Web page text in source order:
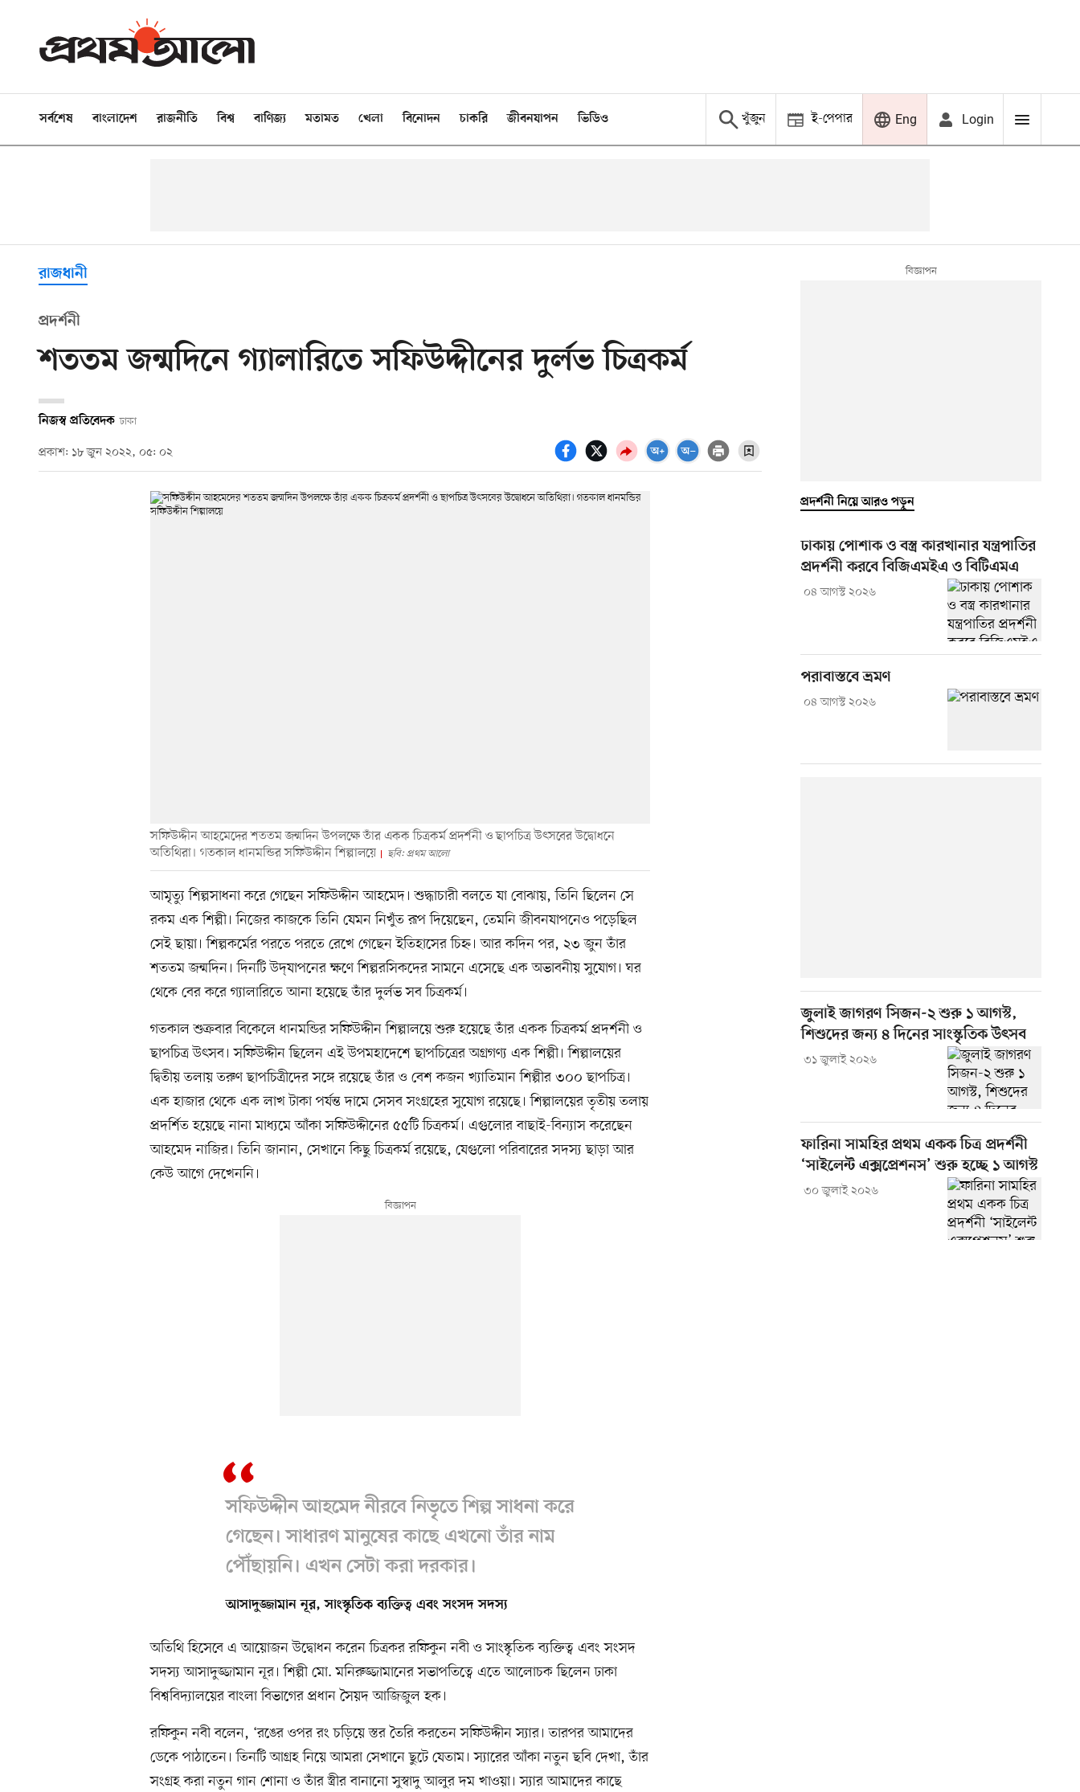
সর্বশেষ বাংলাদেশ রাজনীতি বিশ্ব বাণিজ্য মতামত খেলা বিনোদন চাকরি জীবনযাপন ভিডিও খুঁজুন ই-পেপার Eng Login
রাজধানী
প্রদর্শনী
শততম জন্মদিনে গ্যালারিতে সফিউদ্দীনের দুর্লভ চিত্রকর্ম
নিজস্ব প্রতিবেদক ঢাকা
প্রকাশ: ১৮ জুন ২০২২, ০৫: ০২
সফিউদ্দীন আহমেদের শততম জন্মদিন উপলক্ষে তাঁর একক চিত্রকর্ম প্রদর্শনী ও ছাপচিত্র উৎসবের উদ্বোধনে
অতিথিরা। গতকাল ধানমন্ডির সফিউদ্দীন শিল্পালয়ে
ছবি: প্রথম আলো
আমৃত্যু শিল্পসাধনা করে গেছেন সফিউদ্দীন আহমেদ। শুদ্ধাচারী বলতে যা বোঝায়, তিনি ছিলেন সে
রকম এক শিল্পী। নিজের কাজকে তিনি যেমন নিখুঁত রূপ দিয়েছেন, তেমনি জীবনযাপনেও পড়েছিল
সেই ছায়া। শিল্পকর্মের পরতে পরতে রেখে গেছেন ইতিহাসের চিহ্ন। আর কদিন পর, ২৩ জুন তাঁর
শততম জন্মদিন। দিনটি উদ্‌যাপনের ক্ষণে শিল্পরসিকদের সামনে এসেছে এক অভাবনীয় সুযোগ। ঘর
থেকে বের করে গ্যালারিতে আনা হয়েছে তাঁর দুর্লভ সব চিত্রকর্ম।
গতকাল শুক্রবার বিকেলে ধানমন্ডির সফিউদ্দীন শিল্পালয়ে শুরু হয়েছে তাঁর একক চিত্রকর্ম প্রদর্শনী ও
ছাপচিত্র উৎসব। সফিউদ্দীন ছিলেন এই উপমহাদেশে ছাপচিত্রের অগ্রগণ্য এক শিল্পী। শিল্পালয়ের
দ্বিতীয় তলায় তরুণ ছাপচিত্রীদের সঙ্গে রয়েছে তাঁর ও বেশ কজন খ্যাতিমান শিল্পীর ৩০০ ছাপচিত্র।
এক হাজার থেকে এক লাখ টাকা পর্যন্ত দামে সেসব সংগ্রহের সুযোগ রয়েছে। শিল্পালয়ের তৃতীয় তলায়
প্রদর্শিত হয়েছে নানা মাধ্যমে আঁকা সফিউদ্দীনের ৫৫টি চিত্রকর্ম। এগুলোর বাছাই-বিন্যাস করেছেন
আহমেদ নাজির। তিনি জানান, সেখানে কিছু চিত্রকর্ম রয়েছে, যেগুলো পরিবারের সদস্য ছাড়া আর
কেউ আগে দেখেননি।
সফিউদ্দীন আহমেদ নীরবে নিভৃতে শিল্প সাধনা করে
গেছেন। সাধারণ মানুষের কাছে এখনো তাঁর নাম
পৌঁছায়নি। এখন সেটা করা দরকার।
আসাদুজ্জামান নূর, সাংস্কৃতিক ব্যক্তিত্ব এবং সংসদ সদস্য
অতিথি হিসেবে এ আয়োজন উদ্বোধন করেন চিত্রকর রফিকুন নবী ও সাংস্কৃতিক ব্যক্তিত্ব এবং সংসদ
সদস্য আসাদুজ্জামান নূর। শিল্পী মো. মনিরুজ্জামানের সভাপতিত্বে এতে আলোচক ছিলেন ঢাকা
বিশ্ববিদ্যালয়ের বাংলা বিভাগের প্রধান সৈয়দ আজিজুল হক।
রফিকুন নবী বলেন, ‘রঙের ওপর রং চড়িয়ে স্তর তৈরি করতেন সফিউদ্দীন স্যার। তারপর আমাদের
ডেকে পাঠাতেন। তিনটি আগ্রহ নিয়ে আমরা সেখানে ছুটে যেতাম। স্যারের আঁকা নতুন ছবি দেখা, তাঁর
সংগ্রহ করা নতুন গান শোনা ও তাঁর স্ত্রীর বানানো সুস্বাদু আলুর দম খাওয়া। স্যার আমাদের কাছে
প্রদর্শনী নিয়ে আরও পড়ুন
ঢাকায় পোশাক ও বস্ত্র কারখানার যন্ত্রপাতির
প্রদর্শনী করবে বিজিএমইএ ও বিটিএমএ
০৪ আগস্ট ২০২৬
পরাবাস্তবে ভ্রমণ
০৪ আগস্ট ২০২৬
জুলাই জাগরণ সিজন-২ শুরু ১ আগস্ট,
শিশুদের জন্য ৪ দিনের সাংস্কৃতিক উৎসব
৩১ জুলাই ২০২৬
ফারিনা সামহির প্রথম একক চিত্র প্রদর্শনী
‘সাইলেন্ট এক্সপ্রেশনস’ শুরু হচ্ছে ১ আগস্ট
৩০ জুলাই ২০২৬